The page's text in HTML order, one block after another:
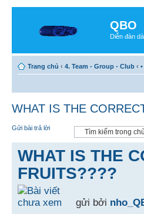
QBO
Diễn đàn
Trang chủ ‹ 4. Team - Group - Club ‹
WHAT IS THE
Gửi bài trả lời
WHAT IS THE
FRUITS????
gửi bởi